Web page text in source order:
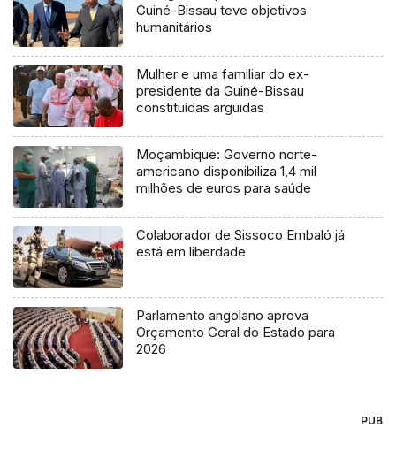
Guiné-Bissau teve objetivos
humanitários
Mulher e uma familiar do ex-
presidente da Guiné-Bissau
constituídas arguidas
Moçambique: Governo norte-
americano disponibiliza 1,4 mil
milhões de euros para saúde
Colaborador de Sissoco Embaló já
está em liberdade
Parlamento angolano aprova
Orçamento Geral do Estado para
2026
PUB